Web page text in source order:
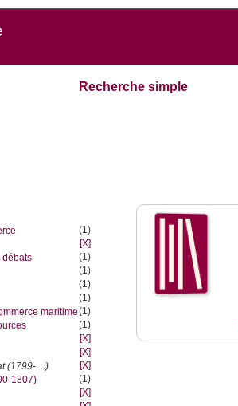
Recherche simple
(1)
[X]
débats
(1)
(1)
(1)
(1)
maritime(1)
(1)
[X]
[X]
(1799-....)
[X]
1807)
(1)
[X]